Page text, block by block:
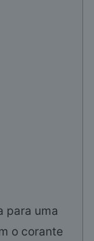
para uma
o corante